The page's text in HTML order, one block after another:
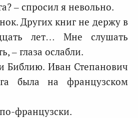
– спросил я невольно.
Других книг не держу в
лет… Мне слушать
– глаза ослабли.
Библию. Иван Степанович
была на французском
французски.